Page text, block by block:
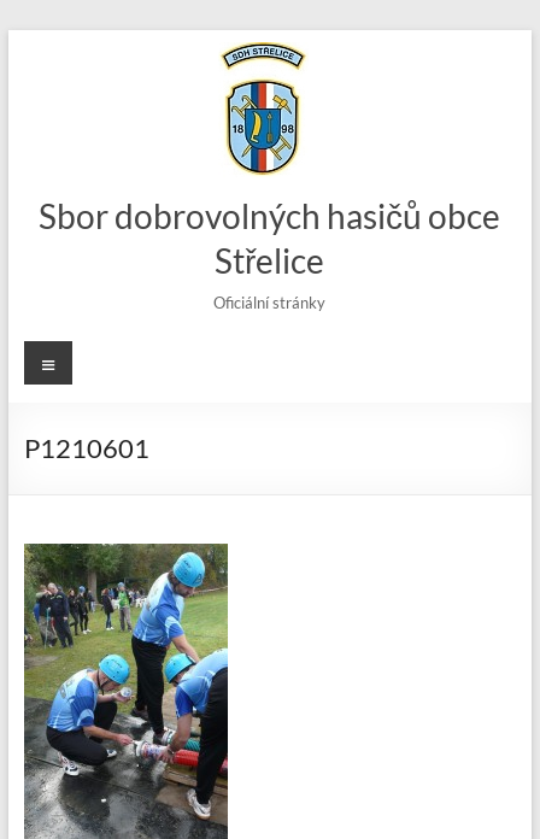
Sbor dobrovolných hasičů obce
Střelice
Oficiální stránky
Menu
P1210601